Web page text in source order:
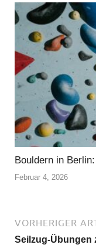
Bouldern in
Februar 4, 2026
VORHERIGER
Seilzug-Übungen